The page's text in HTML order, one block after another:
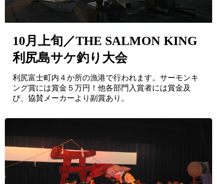
10月上旬／THE SALMON KING
利尻島サケ釣り大会
利尻富士町内４か所の漁港で行われます。サーモンキ
ング賞には賞金５万円！他各部門入賞者には賞金及
び、協賛メーカーより副賞あり。